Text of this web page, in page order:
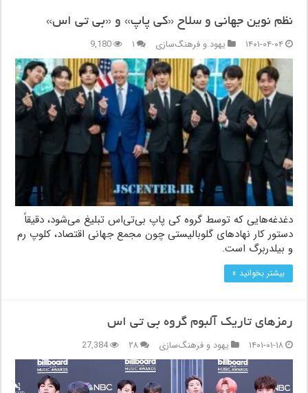
نظم نوین جهانی و سلاح «کی پاپ» و «بی تی اس»
۱۴۰۱-۰۴-۰۴
یهود و فرهنگ‌سازی ۱ 9,180
دغدغه‌هایی که توسط گروه کی پاپ بی‌تی‌اس تبلیغ می‌شود، دقیقاً
دستور کار نهادهای گلوبالیستی چون مجمع جهانی اقتصاد، کلوپ رم
و بیلدربرگ است.
بیشتر بخوانید »
رمزهای تاریک آلبوم گروه بی تی اس
۱۴۰۱-۰۱-۱۸
یهود و فرهنگ‌سازی ۲۸ 27,384